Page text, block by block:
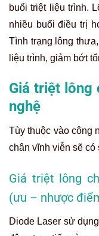
buổi triệt liệu trình.
nhiều buổi điều trị
Tình trạng lông
liệu trình, giảm bớt
Giá triệt lông
nghệ
Tùy thuộc vào công
chân vĩnh viễn sẽ có
Giá triệt lông
(ưu – nhược
Diode Laser sử